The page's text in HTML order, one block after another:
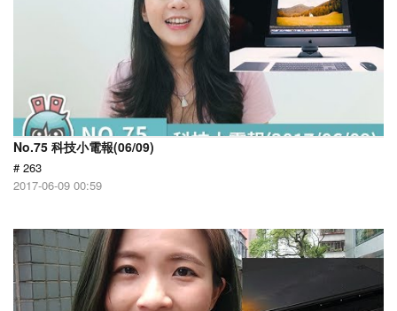
No.75 科技小電報(06/09)
# 263
2017-06-09 00:59